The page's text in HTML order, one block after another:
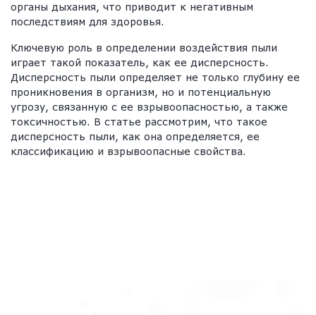
органы дыхания, что приводит к негативным
последствиям для здоровья.
Ключевую роль в определении воздействия пыли
играет такой показатель, как ее дисперсность.
Дисперсность пыли определяет не только глубину ее
проникновения в организм, но и потенциальную
угрозу, связанную с ее взрывоопасностью, а также
токсичностью. В статье рассмотрим, что такое
дисперсность пыли, как она определяется, ее
классификацию и взрывоопасные свойства.